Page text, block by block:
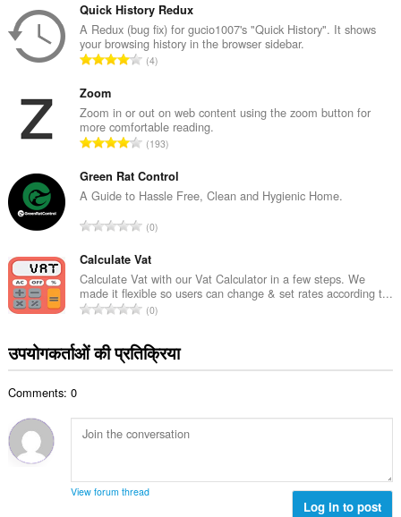
ग
की
कु
ल
:
Quick History Redux
A Redux (bug fix) for gucio1007's "Quick History". It shows
your browsing history in the browser sidebar.
रे
की
कु
ल
ख्या
:
4
Zoom
Zoom in or out on web content using the zoom button for
more comfortable reading.
रे
ग
की
ल
ख्या
:
193
Green Rat Control
A Guide to Hassle Free, Clean and Hygienic Home.
रे
ग
की
कु
ल
ख्या
:
0
Calculate Vat
Calculate Vat with our Vat Calculator in a few steps. We
made it flexible so users can change & set rates according t...
रे
ग
की
सं
ख्या
0
उपयोगकर्ताओं की प्रतिक्रिया
Comments: 0
View forum thread
Log in to post